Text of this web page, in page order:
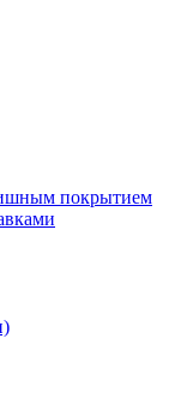
покрытием